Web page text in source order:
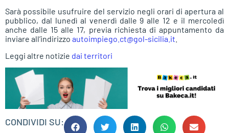
Sarà possibile usufruire del servizio negli orari di apertura al
pubblico, dal lunedì al venerdì dalle 9 alle 12 e il mercoledì
anche dalle 15 alle 17, previa richiesta di appuntamento da
inviare all’indirizzo autoimpiego.ct@gol-sicilia.it
Leggi altre notizie dai territori
CONDIVIDI SU: